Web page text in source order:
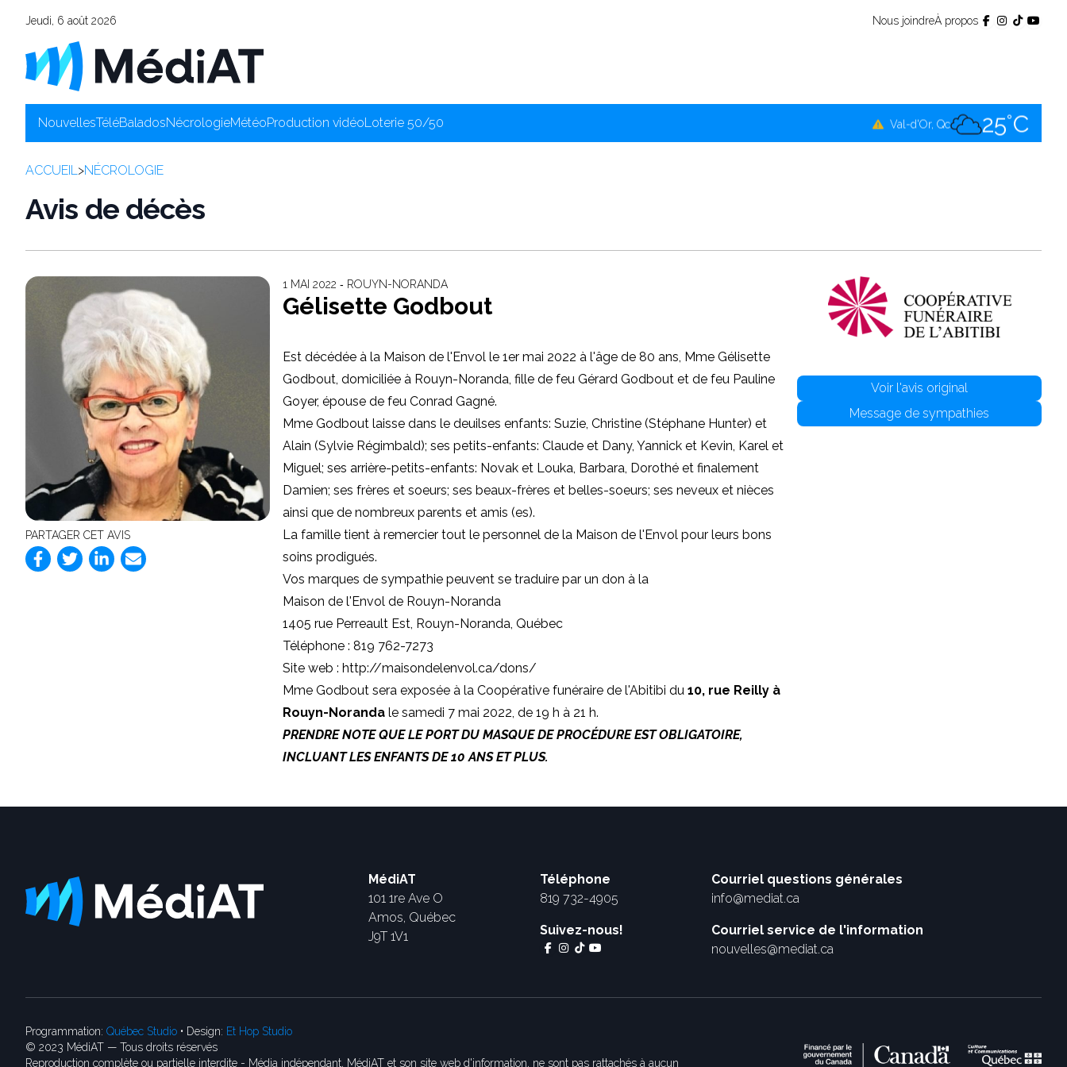
Jeudi, 6 août 2026 Nous joindreÀ propos
NouvellesTéléBaladosNécrologieMétéoProduction vidéoLoterie 50/50 Val-d'Or, Qc 25°C
ACCUEIL>NÉCROLOGIE
Avis de décès
PARTAGER CET AVIS
1 MAI 2022 ‐ ROUYN-NORANDA
Gélisette Godbout
Est décédée à la Maison de l'Envol le 1er mai 2022 à l'âge de 80 ans, Mme Gélisette
Godbout, domiciliée à Rouyn-Noranda, fille de feu Gérard Godbout et de feu Pauline
Goyer, épouse de feu Conrad Gagné.
Mme Godbout laisse dans le deuilses enfants: Suzie, Christine (Stéphane Hunter) et
Alain (Sylvie Régimbald); ses petits-enfants: Claude et Dany, Yannick et Kevin, Karel et
Miguel; ses arrière-petits-enfants: Novak et Louka, Barbara, Dorothé et finalement
Damien; ses frères et soeurs; ses beaux-frères et belles-soeurs; ses neveux et nièces
ainsi que de nombreux parents et amis (es).
La famille tient à remercier tout le personnel de la Maison de l'Envol pour leurs bons
soins prodigués.
Vos marques de sympathie peuvent se traduire par un don à la
Maison de l'Envol de Rouyn-Noranda
1405 rue Perreault Est, Rouyn-Noranda, Québec
Téléphone : 819 762-7273
Site web : http://maisondelenvol.ca/dons/
Mme Godbout sera exposée à la Coopérative funéraire de l'Abitibi du 10, rue Reilly à
Rouyn-Noranda le samedi 7 mai 2022, de 19 h à 21 h.
PRENDRE NOTE QUE LE PORT DU MASQUE DE PROCÉDURE EST OBLIGATOIRE,
INCLUANT LES ENFANTS DE 10 ANS ET PLUS.
Voir l'avis original
Message de sympathies
MédiAT
101 1re Ave O
Amos, Québec
J9T 1V1
Téléphone
819 732-4905
Suivez-nous!
Courriel questions générales
info@mediat.ca
Courriel service de l'information
nouvelles@mediat.ca
Programmation: Québec Studio • Design: Et Hop Studio
© 2023 MédiAT — Tous droits réservés
Reproduction complète ou partielle interdite - Média indépendant, MédiAT et son site web d'information, ne sont pas rattachés à aucun